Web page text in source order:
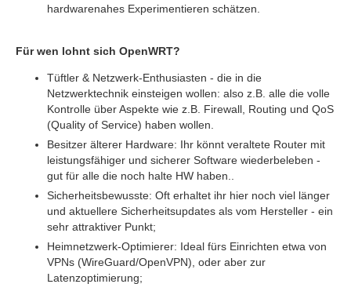
hardwarenahes Experimentieren schätzen.
Für wen lohnt sich OpenWRT?
Tüftler & Netzwerk-Enthusiasten - die in die
Netzwerktechnik einsteigen wollen: also z.B. alle die volle
Kontrolle über Aspekte wie z.B. Firewall, Routing und QoS
(Quality of Service) haben wollen.
Besitzer älterer Hardware: Ihr könnt veraltete Router mit
leistungsfähiger und sicherer Software wiederbeleben -
gut für alle die noch halte HW haben..
Sicherheitsbewusste: Oft erhaltet ihr hier noch viel länger
und aktuellere Sicherheitsupdates als vom Hersteller - ein
sehr attraktiver Punkt;
Heimnetzwerk-Optimierer: Ideal fürs Einrichten etwa von
VPNs (WireGuard/OpenVPN), oder aber zur
Latenzoptimierung;